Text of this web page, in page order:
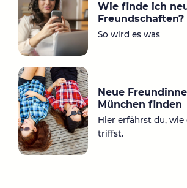
Wie finde ich
Freundschaften?
So wird es was
Neue
München finden
Hier erfährst du, wie
triffst.